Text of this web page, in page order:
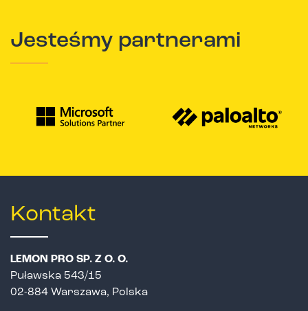
Jesteśmy partnerami
Kontakt
LEMON PRO SP. Z O. O.
Puławska 543/15
02-884 Warszawa, Polska